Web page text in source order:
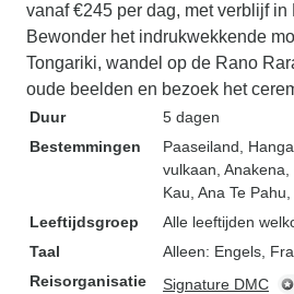
vanaf €245 per dag, met verblijf in
Bewonder het indrukwekkende
Tongariki, wandel op de Rano
oude beelden en bezoek het
Duur
5 dagen
Bestemmingen
Paaseiland ,
vulkaan , Anakena
Kau , Ana Te Pahu
Leeftijdsgroep
Alle leeftijden
Taal
Alleen: Engels,
Reisorganisatie
Signature DMC